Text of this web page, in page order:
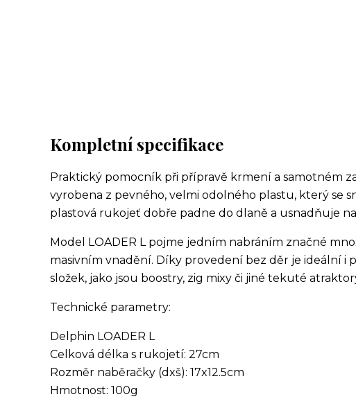
Kompletní specifikace
Praktický pomocník při přípravě krmení a samotném
vyrobena z pevného, velmi odolného plastu, který se
plastová rukojeť dobře padne do dlaně a usnadňuje
Model LOADER L pojme jedním nabráním značné
masivním vnadění. Díky provedení bez děr je ideální
složek, jako jsou boostry, zig mixy či jiné tekuté
Technické parametry:
Delphin LOADER L
Celková délka s rukojetí: 27cm
Rozměr naběračky (dxš): 17x12.5cm
Hmotnost: 100g